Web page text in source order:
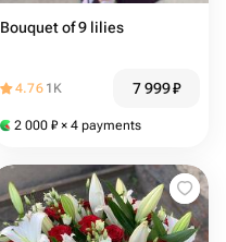
Bouquet of 9 lilies
4.76 1K 7 999₽
2 000 ₽ × 4 payments